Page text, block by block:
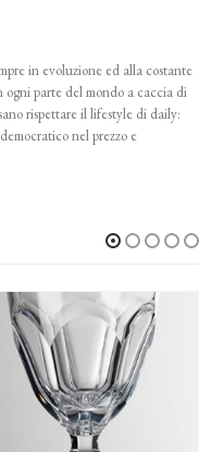
in evoluzione ed alla costante
parte del mondo a caccia di
rispettare il lifestyle di daily:
nel prezzo e